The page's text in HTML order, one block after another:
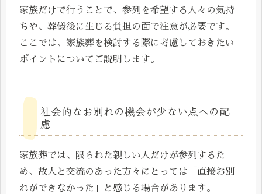
家族だけで行うことで、参列を希望する人々の気持
ちや、葬儀後に生じる負担の面で注意が必要です。
ここでは、家族葬を検討する際に考慮しておきたい
ポイントについてご説明します。
社会的なお別れの機会が少ない点への配
慮
家族葬では、限られた親しい人だけが参列するた
め、故人と交流のあった方々にとっては「直接お別
れができなかった」と感じる場合があります。